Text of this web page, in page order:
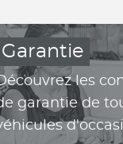
Garantie
les
garantie de